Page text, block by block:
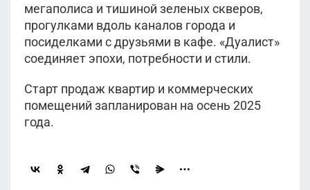
мегаполиса и тишиной зеленых скверов,
прогулками вдоль каналов города и
посиделками с друзьями в кафе. «Дуалист»
соединяет эпохи, потребности и стили.
Старт продаж квартир и коммерческих
помещений запланирован на осень 2025
года.